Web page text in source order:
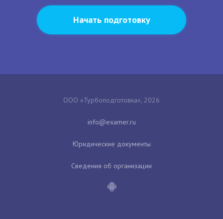
Начать подготовку
ООО «Турбоподготовка», 2026
Юридические документы
Сведения об организации